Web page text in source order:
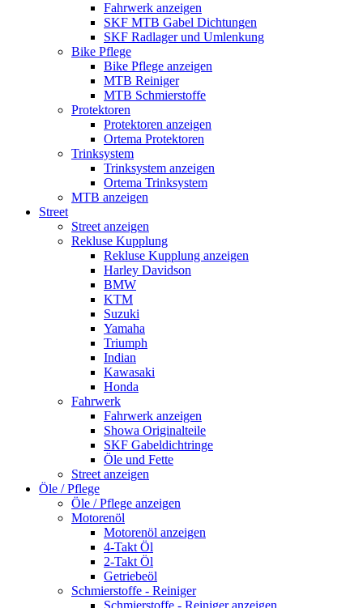
Fahrwerk anzeigen
SKF MTB Gabel Dichtungen
SKF Radlager und Umlenkung
Bike Pflege
Bike Pflege anzeigen
MTB Reiniger
MTB Schmierstoffe
Protektoren
Protektoren anzeigen
Ortema Protektoren
Trinksystem
Trinksystem anzeigen
Ortema Trinksystem
MTB anzeigen
Street
Street anzeigen
Rekluse Kupplung
Rekluse Kupplung anzeigen
Harley Davidson
BMW
KTM
Suzuki
Yamaha
Triumph
Indian
Kawasaki
Honda
Fahrwerk
Fahrwerk anzeigen
Showa Originalteile
SKF Gabeldichtringe
Öle und Fette
Street anzeigen
Öle / Pflege
Öle / Pflege anzeigen
Motorenöl
Motorenöl anzeigen
4-Takt Öl
2-Takt Öl
Getriebeöl
Schmierstoffe - Reiniger
Schmierstoffe - Reiniger anzeigen